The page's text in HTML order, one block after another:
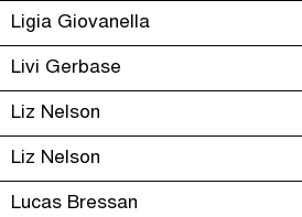
Ligia Giovanella
Livi Gerbase
Liz Nelson
Liz Nelson
Lucas Bressan